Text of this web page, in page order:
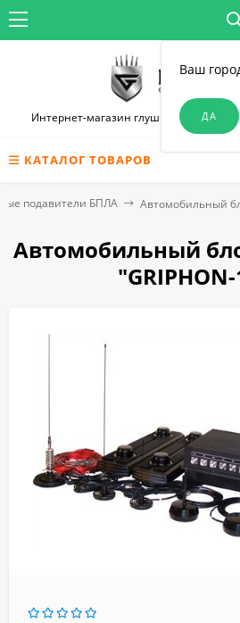
Ваш
Интернет-магазин глушилок связи и
КАТАЛОГ ТОВАРОВ
подавители БПЛА Автомобильный
Автомобильный